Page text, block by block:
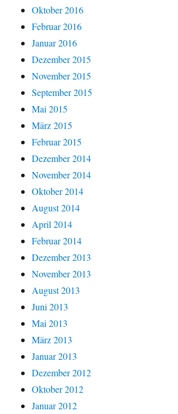
Oktober 2016
Februar 2016
Januar 2016
Dezember 2015
November 2015
September 2015
Mai 2015
März 2015
Februar 2015
Dezember 2014
November 2014
Oktober 2014
August 2014
April 2014
Februar 2014
Dezember 2013
November 2013
August 2013
Juni 2013
Mai 2013
März 2013
Januar 2013
Dezember 2012
Oktober 2012
Januar 2012